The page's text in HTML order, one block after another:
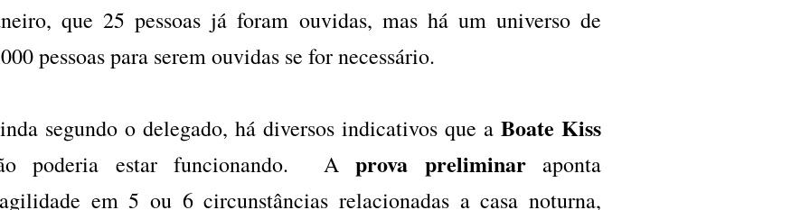
que 25 pessoas já foram ouvidas, mas há um universo de
pessoas para serem ouvidas se for necessário.
segundo o delegado, há diversos indicativos que a Boate Kiss
poderia estar funcionando. Aprova preliminaraponta
em 5 ou 6 circunstâncias relacionadas a casa noturna,